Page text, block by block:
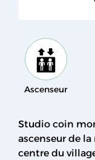
Ascenseur
Studio coin
ascenseur de la
centre du